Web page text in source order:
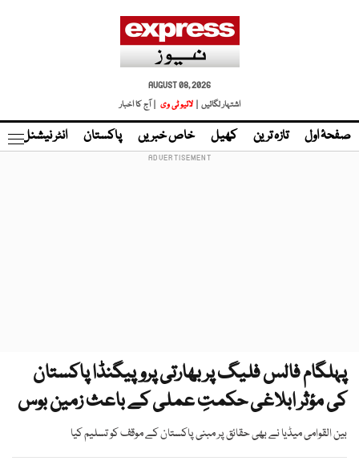
AUGUST 08, 2026
اشتہار لگائیں |
لائیو ٹی وی | آج کا اخبار
صفحۂ اول تازہ ترین کھیل خاص خبریں پاکستان انٹر نیشنل
پہلگام فالس فلیگ پر بھارتی پروپیگنڈا پاکستان
کی مؤثر ابلاغی حکمتِ عملی کے باعث زمین بوس
بین القوامی میڈیا نے بھی حقائق پر مبنی پاکستان کے موقف کو تسلیم کیا